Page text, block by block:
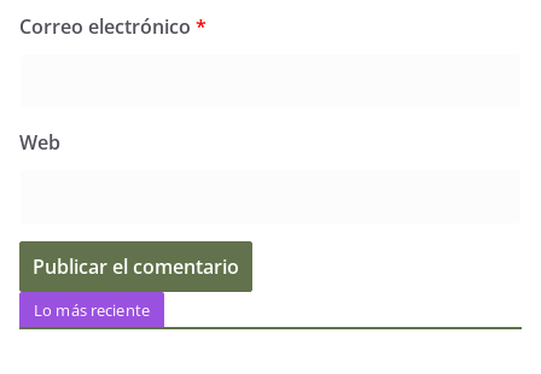
Correo electrónico *
Web
Lo más reciente